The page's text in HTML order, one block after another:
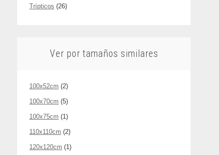
Trípticos (26)
Ver por tamaños similares
100x52cm (2)
100x70cm (5)
100x75cm (1)
110x110cm (2)
120x120cm (1)